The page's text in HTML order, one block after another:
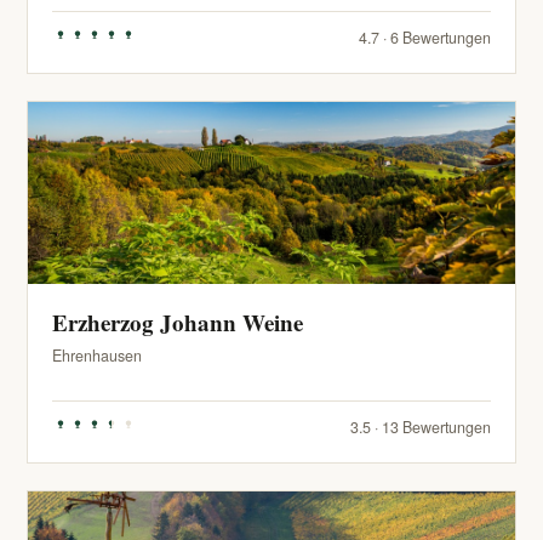
4.7 · 6 Bewertungen
Erzherzog Johann Weine
Ehrenhausen
3.5 · 13 Bewertungen